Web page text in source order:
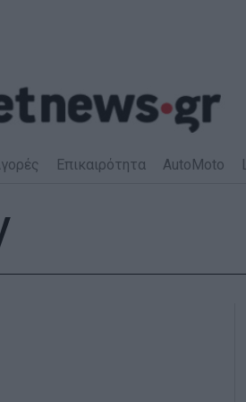
Επικαιρότητα AutoMoto